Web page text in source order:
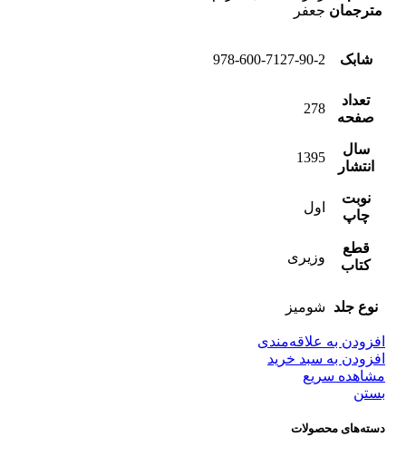
بستن
دسته‌های محصولات
مترجمان جعفر
شابک 978-600-7127-90-2
تعداد
صفحه
278
سال
انتشار
1395
نوبت
چاپ
اول
قطع
کتاب
وزیری
نوع جلد شومیز
افزودن به علاقه‌مندی
افزودن به سبد خرید
مشاهده سریع